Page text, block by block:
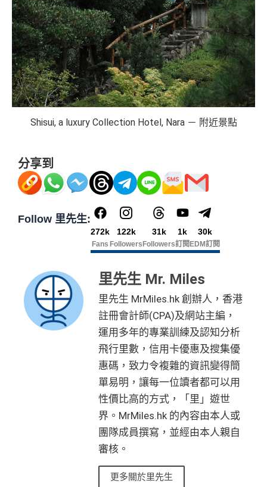
Shisui, a luxury Collection Hotel, Nara － 附近景點
分享到
Follow 里先生:
272k
Fans
122k
Followers
31k
Followers
1k
訂閱
30k
EDM訂閱
里先生 Mr. Miles
里先生 MrMiles.hk 創辦人，香港
註冊會計師(CPA)及網站主編，
運用多年的專業訓練及認知分析
飛行里數，信用卡優惠及搜集優
惠碼，致力令複雜的資訊變得簡
單易明，讓每一位讀者都可以用
性價比高的方式，「里」遊世
界。MrMiles.hk 的內容由本人或
團隊成員撰寫，並經由本人親自
審核。
更多關於里先生